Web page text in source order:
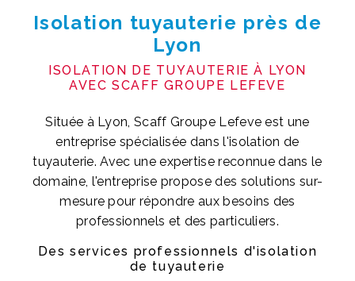
Isolation tuyauterie près de
Lyon
ISOLATION DE TUYAUTERIE À LYON
AVEC SCAFF GROUPE LEFEVE
Située à Lyon, Scaff Groupe Lefeve est une
entreprise spécialisée dans l'isolation de
tuyauterie. Avec une expertise reconnue dans le
domaine, l'entreprise propose des solutions sur-
mesure pour répondre aux besoins des
professionnels et des particuliers.
Des services professionnels d'isolation
de tuyauterie